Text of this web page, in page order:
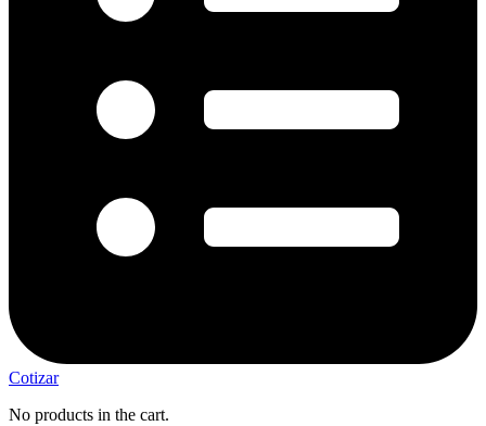
Cotizar
No products in the cart.